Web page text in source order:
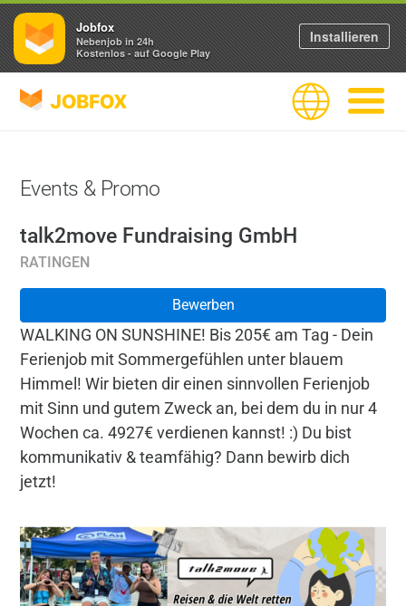
JOBFOX Sprache
Events & Promo
talk2move Fundraising GmbH
RATINGEN
Bewerben
WALKING ON SUNSHINE! Bis 205€ am Tag - Dein
Ferienjob mit Sommergefühlen unter blauem
Himmel! Wir bieten dir einen sinnvollen Ferienjob
mit Sinn und gutem Zweck an, bei dem du in nur 4
Wochen ca. 4927€ verdienen kannst! :) Du bist
kommunikativ & teamfähig? Dann bewirb dich
jetzt!
Jobfox
Nebenjob in 24h
Kostenlos - auf Google Play
Installieren